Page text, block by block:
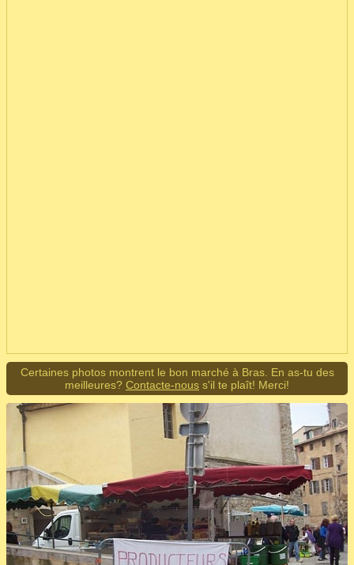
Certaines photos montrent le bon marché à Bras. En as-tu des
meilleures? Contacte-nous s'il te plaît! Merci!